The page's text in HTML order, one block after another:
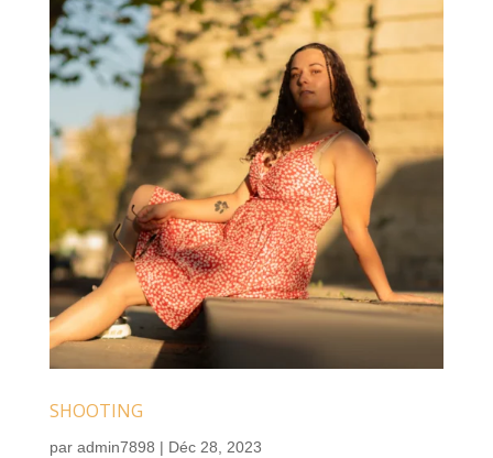
SHOOTING
par admin7898 | Déc 28, 2023